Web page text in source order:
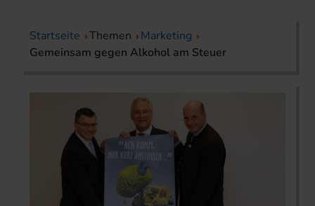
Startseite Themen
Marketing
Gemeinsam gegen Alkohol am Steuer